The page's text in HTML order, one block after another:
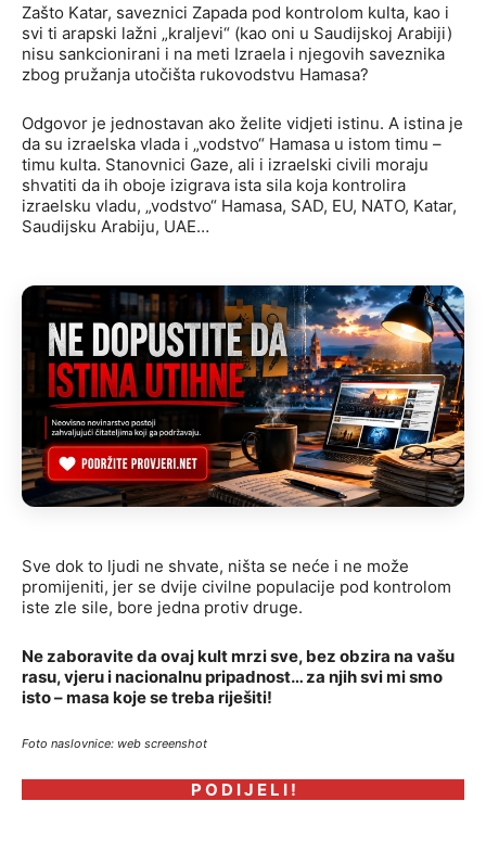
Zašto Katar, saveznici Zapada pod kontrolom kulta, kao i
svi ti arapski lažni „kraljevi“ (kao oni u Saudijskoj Arabiji)
nisu sankcionirani i na meti Izraela i njegovih saveznika
zbog pružanja utočišta rukovodstvu Hamasa?
Odgovor je jednostavan ako želite vidjeti istinu. A istina je
da su izraelska vlada i „vodstvo“ Hamasa u istom timu –
timu kulta. Stanovnici Gaze, ali i izraelski civili moraju
shvatiti da ih oboje izigrava ista sila koja kontrolira
izraelsku vladu, „vodstvo“ Hamasa, SAD, EU, NATO, Katar,
Saudijsku Arabiju, UAE…
Sve dok to ljudi ne shvate, ništa se neće i ne može
promijeniti, jer se dvije civilne populacije pod kontrolom
iste zle sile, bore jedna protiv druge.
Ne zaboravite da ovaj kult mrzi sve, bez obzira na vašu
rasu, vjeru i nacionalnu pripadnost… za njih svi mi smo
isto – masa koje se treba riješiti!
Foto naslovnice: web screenshot
P O D I J E L I !